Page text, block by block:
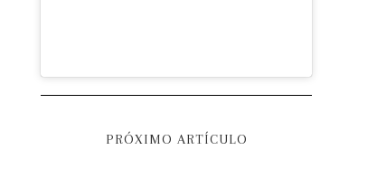
PRÓXIMO ARTÍCULO